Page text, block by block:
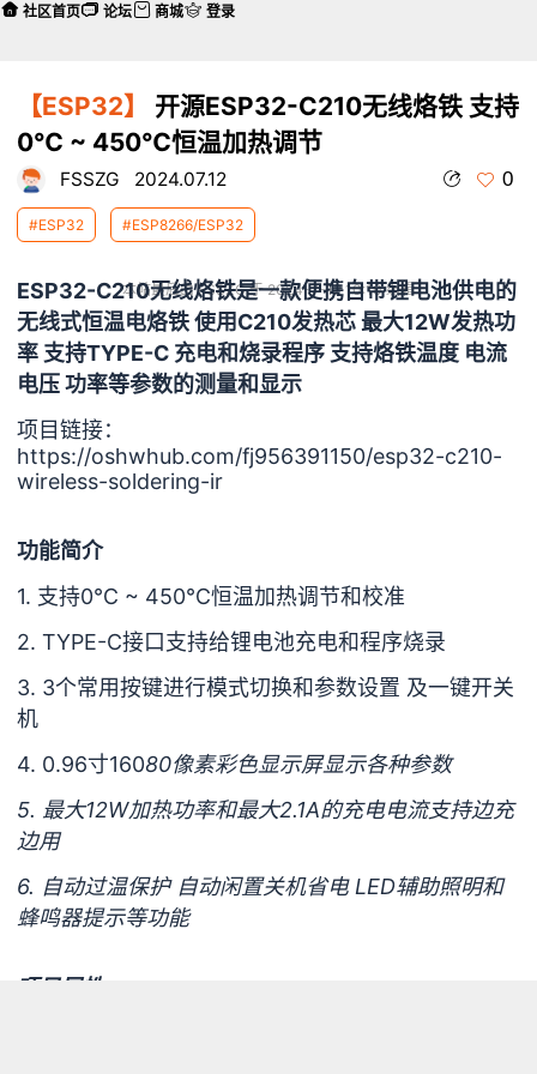
【ESP32】
开源ESP32-C210无线烙铁 支持
0℃ ~ 450℃恒温加热调节
FSSZG 2024.07.12 0
#ESP32 #ESP8266/ESP32
本帖最后由 FSSZG 于 2024-7-12 10:10 编辑
ESP32-C210无线烙铁是一款便携自带锂电池供电的
无线式恒温电烙铁 使用C210发热芯 最大12W发热功
率 支持TYPE-C 充电和烧录程序 支持烙铁温度 电流
电压 功率等参数的测量和显示
项目链接：
https://oshwhub.com/fj956391150/esp32-c210-
wireless-soldering-ir
功能简介
1. 支持0℃ ~ 450℃恒温加热调节和校准
2. TYPE-C接口支持给锂电池充电和程序烧录
3. 3个常用按键进行模式切换和参数设置 及一键开关
机
4. 0.96寸16080像素彩色显示屏显示各种参数
5. 最大12W加热功率和最大2.1A的充电电流支持边充
边用
6. 自动过温保护 自动闲置关机省电 LED辅助照明和
蜂鸣器提示等功能
项目属性
社区首页 论坛 商城 登录